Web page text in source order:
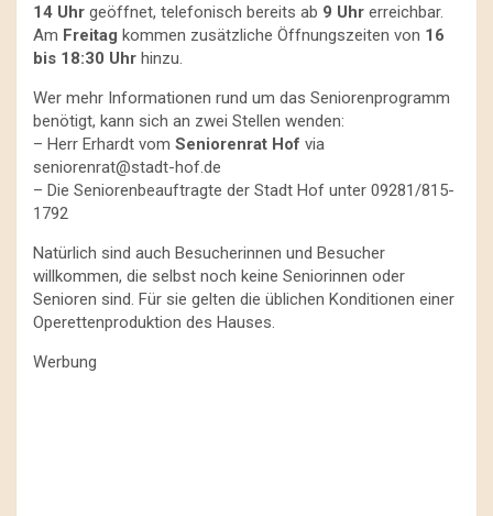
14 Uhr geöffnet, telefonisch bereits ab 9 Uhr erreichbar.
Am Freitag kommen zusätzliche Öffnungszeiten von 16
bis 18:30 Uhr hinzu.
Wer mehr Informationen rund um das Seniorenprogramm
benötigt, kann sich an zwei Stellen wenden:
– Herr Erhardt vom Seniorenrat Hof via
seniorenrat@stadt-hof.de
– Die Seniorenbeauftragte der Stadt Hof unter 09281/815-
1792
Natürlich sind auch Besucherinnen und Besucher
willkommen, die selbst noch keine Seniorinnen oder
Senioren sind. Für sie gelten die üblichen Konditionen einer
Operettenproduktion des Hauses.
Werbung